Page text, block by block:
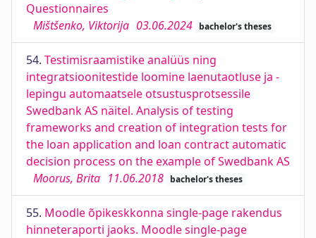
Questionnaires
Mištšenko, Viktorija 03.06.2024 bachelor's theses
54. Testimisraamistike analüüs ning
integratsioonitestide loomine laenutaotluse ja -
lepingu automaatsele otsustusprotsessile
Swedbank AS näitel. Analysis of testing
frameworks and creation of integration tests for
the loan application and loan contract automatic
decision process on the example of Swedbank AS
Moorus, Brita 11.06.2018 bachelor's theses
55. Moodle õpikeskkonna single-page rakendus
hinneteraporti jaoks. Moodle single-page